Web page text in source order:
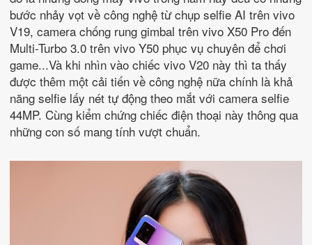
bước nhảy vọt về công nghệ từ chụp selfie AI trên vivo
V19, camera chống rung gimbal trên vivo X50 Pro đến
Multi-Turbo 3.0 trên vivo Y50 phục vụ chuyên để chơi
game...Và khi nhìn vào chiếc vivo V20 này thì ta thấy
được thêm một cải tiến về công nghệ nữa chính là khả
năng selfie lấy nét tự động theo mắt với camera selfie
44MP. Cùng kiểm chứng chiếc điện thoại này thông qua
những con số mang tính vượt chuẩn.